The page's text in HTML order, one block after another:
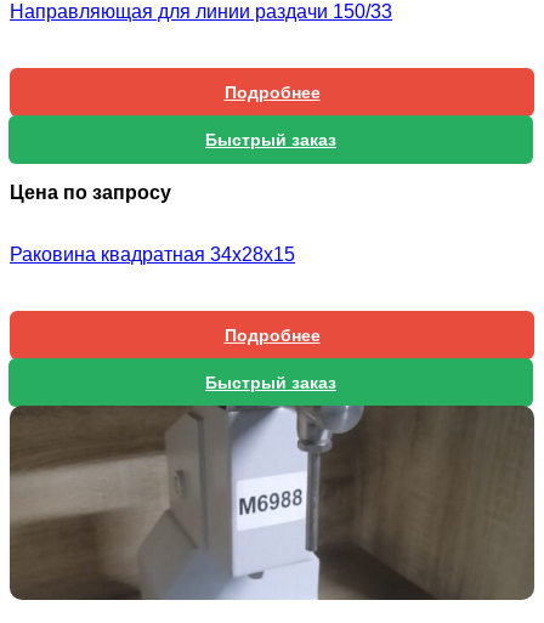
Направляющая для линии раздачи 150/33
Подробнее
Быстрый заказ
Цена по запросу
Раковина квадратная 34х28х15
Подробнее
Быстрый заказ